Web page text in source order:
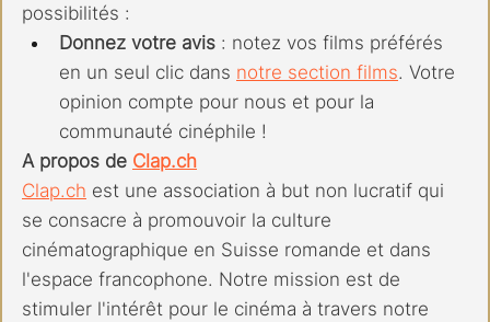
possibilités :
Donnez votre avis : notez vos films préférés
en un seul clic dans notre section films. Votre
opinion compte pour nous et pour la
communauté cinéphile !
A propos de Clap.ch
Clap.ch est une association à but non lucratif qui
se consacre à promouvoir la culture
cinématographique en Suisse romande et dans
l'espace francophone. Notre mission est de
stimuler l'intérêt pour le cinéma à travers notre